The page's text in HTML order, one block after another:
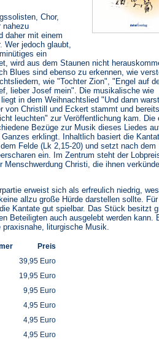
Chor,
nahezu
daher mit einem
Wer jedoch glaubt,
ein
wird aus dem Staunen nicht
Blues sind ebenso zu erkennen, wie
wie "Tochter Zion", "Engel auf
lieber Josef mein". Die musikalische wie
in dem Weihnachtslied "Und dann
von Christill und Eckert stammt und
leuchten" zur Veröffentlichung kam. Die
Bezüge zur Musik dieses Liedes
erklingt. Inhaltlich basiert die
Felde (Lk 2,15-20) und setzt nach dem
ein. Im Zentrum steht der
Menschwerdung Christi, die ihnen
erweist sich als erfreulich niedrig,
allzu große Hürde darstellen sollte. Für
Kantate gut spielbar. Das Stück besitzt
Beteiligten auch ausgelebt werden kann.
liturgische Musik.
Preis
39,95 Euro
19,95 Euro
9,95 Euro
4,95 Euro
4,95 Euro
4,95 Euro